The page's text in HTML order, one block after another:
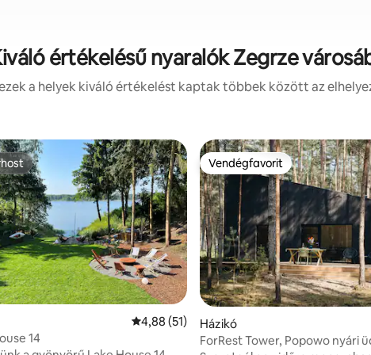
értékelésű nyaralók Zegrze
a helyek kiváló értékelést kaptak többek között az
24 vélemény
Átlagos értékelés: 5/4,88, 51 vélemény
4,88 (51)
14
Vendégfavorit
Vendégfavorit
Házikó
ForRest Tower, Popowo nyári